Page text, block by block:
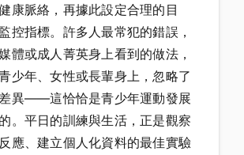
康脈絡，再據此設定合理的目
控指標。許多人最常犯的錯誤，
體或成人菁英身上看到的做法，
少年、女性或長輩身上，忽略了
異——這恰恰是青少年運動發展
。平日的訓練與生活，正是觀察
應、建立個人化資料的最佳實驗